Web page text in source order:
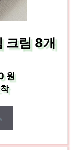
크림 8개
원